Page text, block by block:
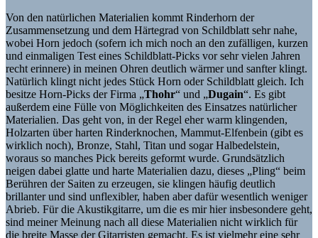
Von den natürlichen Materialien kommt Rinderhorn der
Zusammensetzung und dem Härtegrad von Schildblatt sehr nahe,
wobei Horn jedoch (sofern ich mich noch an den zufälligen, kurzen
und einmaligen Test eines Schildblatt-Picks vor sehr vielen Jahren
recht erinnere) in meinen Ohren deutlich wärmer und sanfter klingt.
Natürlich klingt nicht jedes Stück Horn oder Schildblatt gleich. Ich
besitze Horn-Picks der Firma „Thohr“ und „Dugain“. Es gibt
außerdem eine Fülle von Möglichkeiten des Einsatzes natürlicher
Materialien. Das geht von, in der Regel eher warm klingenden,
Holzarten über harten Rinderknochen, Mammut-Elfenbein (gibt es
wirklich noch), Bronze, Stahl, Titan und sogar Halbedelstein,
woraus so manches Pick bereits geformt wurde. Grundsätzlich
neigen dabei glatte und harte Materialien dazu, dieses „Pling“ beim
Berühren der Saiten zu erzeugen, sie klingen häufig deutlich
brillanter und sind unflexibler, haben aber dafür wesentlich weniger
Abrieb. Für die Akustikgitarre, um die es mir hier insbesondere geht,
sind meiner Meinung nach all diese Materialien nicht wirklich für
die breite Masse der Gitarristen gemacht. Es ist vielmehr eine sehr